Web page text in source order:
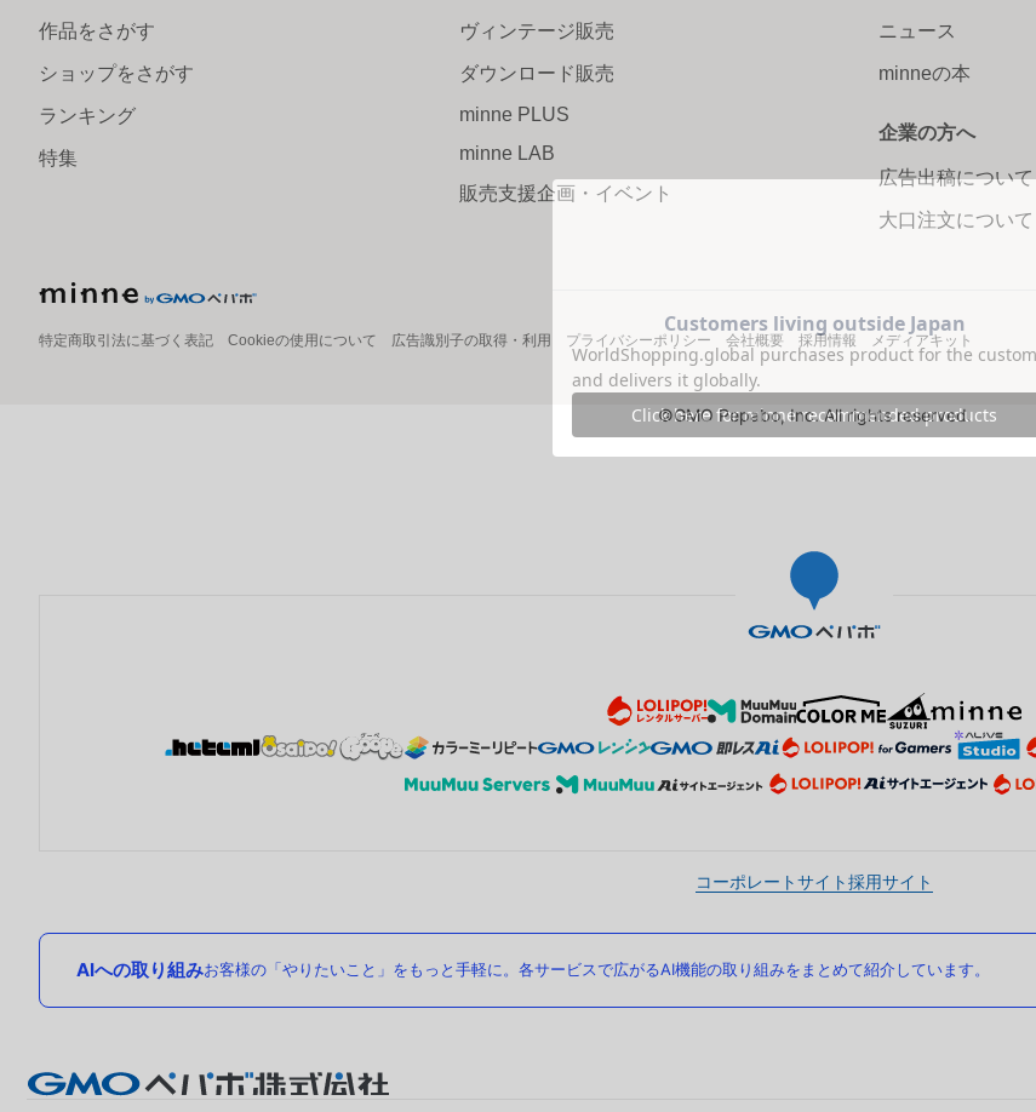
作品をさがす
ショップをさがす
ランキング
特集
ヴィンテージ販売
ダウンロード販売
minne PLUS
minne LAB
販売支援企画・イベント
ニュース
minneの本
企業の方へ
広告出稿について
大口注文について
特定商取引法に基づく表記 Cookieの使用について 広告識別子の取得・利用 プライバシーポリシー 会社概要 採用情報 メディアキット
©GMO Pepabo, Inc. All rights reserved.
コーポレートサイト採用サイト
AIへの取り組みお客様の「やりたいこと」をもっと手軽に。各サービスで広がるAI機能の取り組みをまとめて紹介しています。